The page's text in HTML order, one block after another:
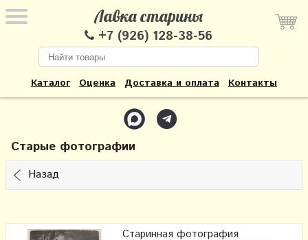
Лавка старины
+7 (926) 128-38-56
Каталог Оценка Доставка и оплата Контакты
Старые фотографии
Назад
Старинная фотография